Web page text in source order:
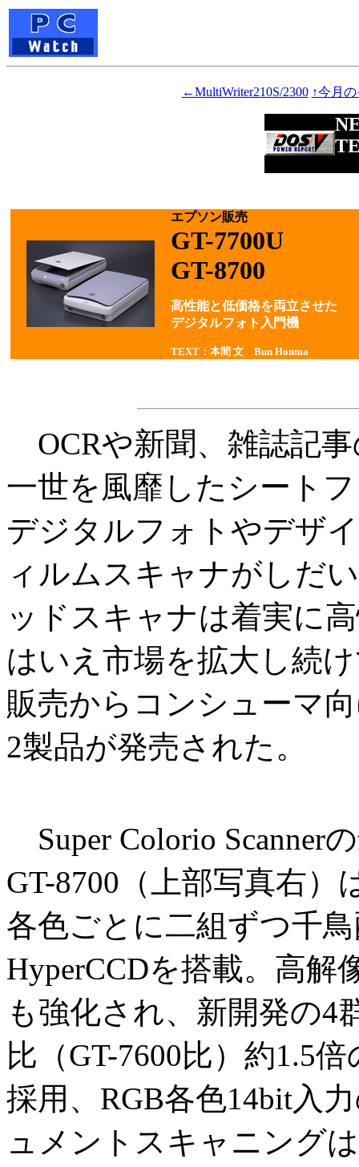
←MultiWriter210S/2300 ↑今月
エプソン販売
GT-7700U
GT-8700
高性能と低価格を両立させた
デジタルフォト入門機
TEXT：本間 文 Bun Honma
OCRや新聞、雑誌記
一世を風靡したシート
デジタルフォトやデザ
ィルムスキャナがしだ
ッドスキャナは着実に
はいえ市場を拡大し続
販売からコンシューマ
2製品が発売された。
Super Colorio Scanner
GT-8700（上部写真右）
各色ごとに二組ずつ千
HyperCCDを搭載。高解
も強化され、新開発の4
比（GT-7600比）約1.5
採用、RGB各色14bit入
ュメントスキャニング